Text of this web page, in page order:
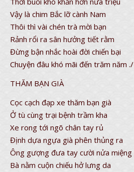
Vậy là chim Bắc lỡ cành Nam
Thôi thì vài chén trà mời bạn
Rảnh rổi ra sân hưởng tiết rằm
Đừng bận nhắc hoài đời chiến bại
Chuyện đâu khó mãi đến trăm năm ./
THĂM BẠN GIÀ
Cọc cạch đạp xe thăm bạn già
Ở tù cùng trại bệnh trầm kha
Xe rong tới ngõ chân tay rủ
Định dựa ngựa già phên thủng ra
Ông gượng đưa tay cười nửa miệng
Bà nằm cuộn chiếu hở lưng da